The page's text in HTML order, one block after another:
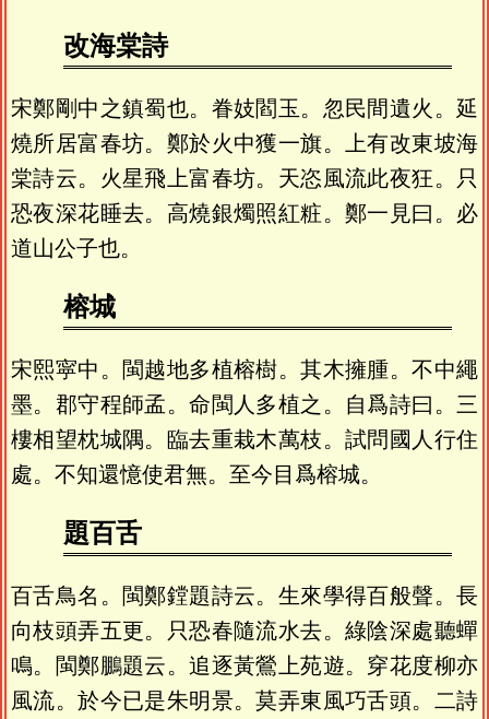
改海棠詩
宋鄭剛中之鎮蜀也。眷妓閻玉。忽民間遺火。延
燒所居富春坊。鄭於火中獲一旗。上有改東坡海
棠詩云。火星飛上富春坊。天恣風流此夜狂。只
恐夜深花睡去。高燒銀燭照紅粧。鄭一見曰。必
道山公子也。
榕城
宋熙寜中。閩越地多植榕樹。其木擁腫。不中繩
墨。郡守程師孟。命閩人多植之。自爲詩曰。三
樓相望枕城隅。臨去重栽木萬枝。試問國人行住
處。不知還憶使君無。至今目爲榕城。
題百舌
百舌鳥名。閩鄭鏜題詩云。生來學得百般聲。長
向枝頭弄五更。只恐春隨流水去。綠陰深處聽蟬
鳴。閩鄭鵬題云。追逐黃鶯上苑遊。穿花度柳亦
風流。於今已是朱明景。莫弄東風巧舌頭。二詩